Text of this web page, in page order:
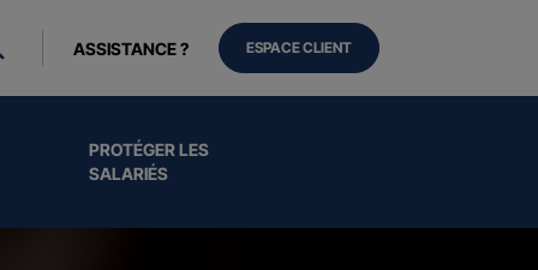
PROTÉGER LES
SALARIÉS
ASSISTANCE ? ESPACE CLIENT